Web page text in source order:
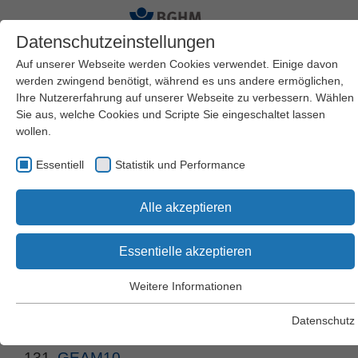
Suche nach Begriffen
und Webcodes
Suchen
Datenschutzeinstellungen
Auf unserer Webseite werden Cookies verwendet. Einige davon
werden zwingend benötigt, während es uns andere ermöglichen,
Ihre Nutzererfahrung auf unserer Webseite zu verbessern. Wählen
Sie aus, welche Cookies und Scripte Sie eingeschaltet lassen
wollen.
Essentiell Statistik und Performance
Alle akzeptieren
Essentielle akzeptieren
Essentielle Cookies werden für grundlegende Funktionen der
Webseite einwandfrei funktioniert.
Weitere Informationen
Datenschutz